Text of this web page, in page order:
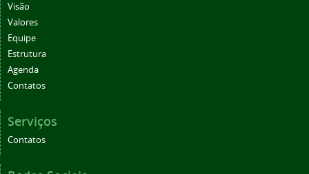
Visão
Valores
Equipe
Estrutura
Agenda
Contatos
Serviços
Contatos